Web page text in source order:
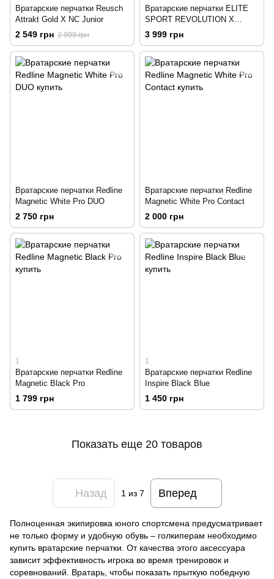
Вратарские перчатки Reusch
Attrakt Gold X NC Junior
2 549 грн 2 999 грн
Вратарские перчатки ELITE
SPORT REVOLUTION X
EMERALD
3 999 грн
Вратарские перчатки Redline
Magnetic White Pro DUO
2 750 грн
Вратарские перчатки Redline
Magnetic White Pro Contact
2 000 грн
1
Вратарские перчатки Redline
Magnetic Black Pro
1 799 грн
1
Вратарские перчатки Redline
Inspire Black Blue
1 450 грн
Показать еще 20 товаров
Назад 1из 7 Вперед
Полноценная экипировка юного спортсмена предусматривает
не только форму и удобную обувь – голкиперам необходимо
купить вратарские перчатки. От качества этого аксессуара
зависит эффективность игрока во время тренировок и
соревнований. Вратарь, чтобы показать прыткую победную